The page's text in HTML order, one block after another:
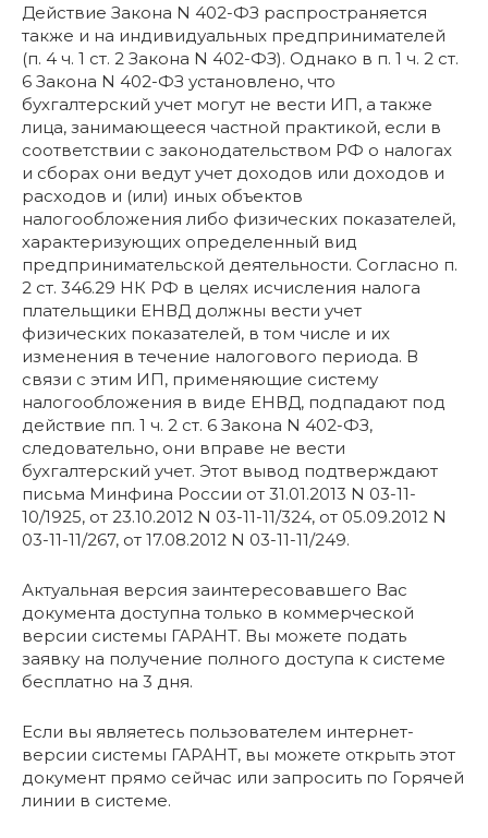
Действие Закона N 402-ФЗ распространяется
также и на индивидуальных предпринимателей
(п. 4 ч. 1 ст. 2 Закона N 402-ФЗ). Однако в п. 1 ч. 2 ст.
6 Закона N 402-ФЗ установлено, что
бухгалтерский учет могут не вести ИП, а также
лица, занимающееся частной практикой, если в
соответствии с законодательством РФ о налогах
и сборах они ведут учет доходов или доходов и
расходов и (или) иных объектов
налогообложения либо физических показателей,
характеризующих определенный вид
предпринимательской деятельности. Согласно п.
2 ст. 346.29 НК РФ в целях исчисления налога
плательщики ЕНВД должны вести учет
физических показателей, в том числе и их
изменения в течение налогового периода. В
связи с этим ИП, применяющие систему
налогообложения в виде ЕНВД, подпадают под
действие пп. 1 ч. 2 ст. 6 Закона N 402-ФЗ,
следовательно, они вправе не вести
бухгалтерский учет. Этот вывод подтверждают
письма Минфина России от 31.01.2013 N 03-11-
10/1925, от 23.10.2012 N 03-11-11/324, от 05.09.2012 N
03-11-11/267, от 17.08.2012 N 03-11-11/249.
Актуальная версия заинтересовавшего Вас
документа доступна только в коммерческой
версии системы ГАРАНТ. Вы можете подать
заявку на получение полного доступа к системе
бесплатно на 3 дня.
Если вы являетесь пользователем интернет-
версии системы ГАРАНТ, вы можете открыть этот
документ прямо сейчас или запросить по Горячей
линии в системе.